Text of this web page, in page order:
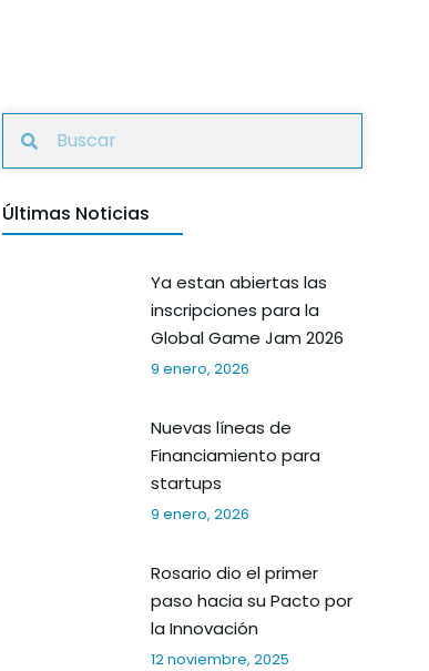
Últimas Noticias
Ya estan abiertas las
inscripciones para la
Global Game Jam 2026
9 enero, 2026
Nuevas líneas de
Financiamiento para
startups
9 enero, 2026
Rosario dio el primer
paso hacia su Pacto por
la Innovación
12 noviembre, 2025